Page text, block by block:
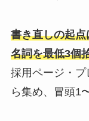
書き直しの起
名詞を最低3個
採用ページ・
ら集め、冒頭1